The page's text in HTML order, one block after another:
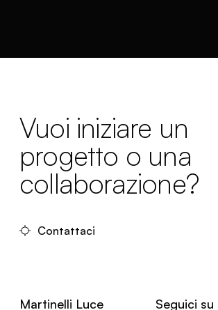
Vuoi iniziare un
progetto o una
collaborazione?
Contattaci
Martinelli Luce Seguici su